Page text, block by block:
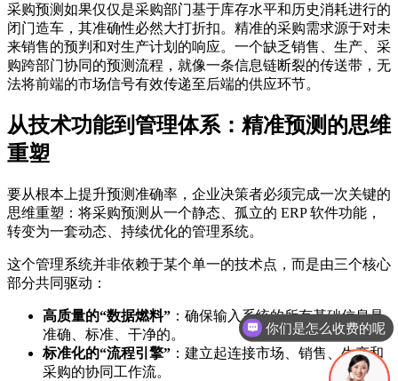
采购预测如果仅仅是采购部门基于库存水平和历史消耗进行的
闭门造车，其准确性必然大打折扣。精准的采购需求源于对未
来销售的预判和对生产计划的响应。一个缺乏销售、生产、采
购跨部门协同的预测流程，就像一条信息链断裂的传送带，无
法将前端的市场信号有效传递至后端的供应环节。
从技术功能到管理体系：精准预测的思维
重塑
要从根本上提升预测准确率，企业决策者必须完成一次关键的
思维重塑：将采购预测从一个静态、孤立的 ERP 软件功能，
转变为一套动态、持续优化的管理系统。
这个管理系统并非依赖于某个单一的技术点，而是由三个核心
部分共同驱动：
高质量的“数据燃料” ：确保输入系统的所有基础信息是
准确、标准、干净的。
标准化的“流程引擎” ：建立起连接市场、销售、生产和
采购的协同工作流。
现在有优惠活动吗